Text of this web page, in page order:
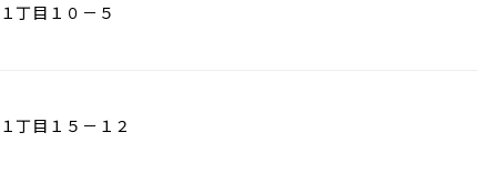
丁目１０－５
丁目１５－１２